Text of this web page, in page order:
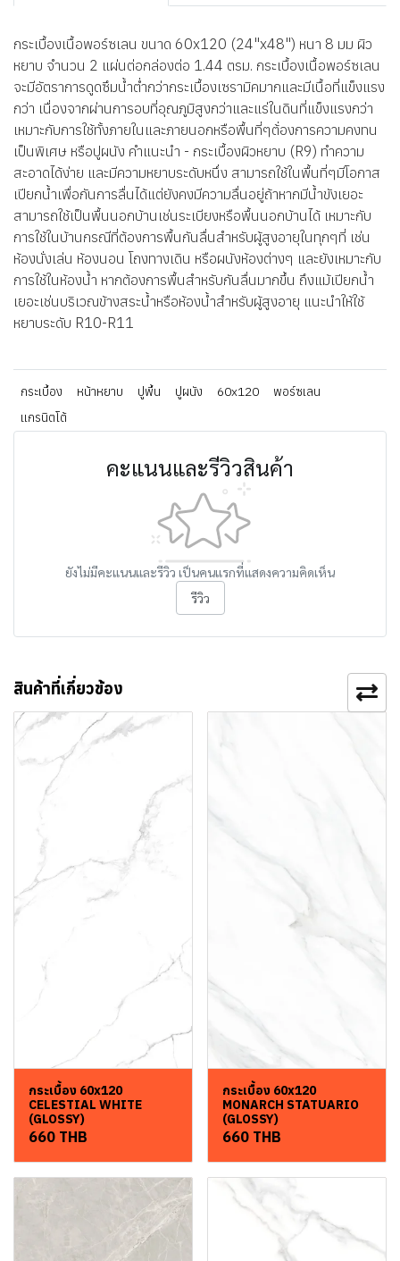
กระเบื้องเนื้อพอร์ซเลน ขนาด 60x120 (24"x48") หนา 8 มม ผิว
หยาบ จำนวน 2 แผ่นต่อกล่องต่อ 1.44 ตรม. กระเบื้องเนื้อพอร์ซเลน
จะมีอัตราการดูดซึมน้ำต่ำกว่ากระเบื้องเซรามิคมากและมีเนื้อที่แข็งแรง
กว่า เนื่องจากผ่านการอบที่อุณภูมิสูงกว่าและแร่ในดินที่แข็งแรงกว่า
เหมาะกับการใช้ทั้งภายในและภายนอกหรือพื้นที่ๆต้่องการความคงทน
เป็นพิเศษ หรือปูผนัง คำแนะนำ - กระเบื้องผิวหยาบ (R9) ทำความ
สะอาดได้ง่าย และมีความหยาบระดับหนึ่ง สามารถใช้ในพื้นที่ๆมีโอกาส
เปียกน้ำเพื่อกันการลื่นได้แต่ยังคงมีความลื่นอยู่ถ้าหากมีน้ำขังเยอะ
สามารถใช้เป็นพื้นนอกบ้านเช่นระเบียงหรือพื้นนอกบ้านได้ เหมาะกับ
การใช้ในบ้านกรณีที่ต้องการพื้นกันลื่นสำหรับผู้สูงอายุในทุกๆที่ เช่น
ห้องนั่งเล่น ห้องนอน โถงทางเดิน หรือผนังห้องต่างๆ และยังเหมาะกับ
การใช้ในห้องน้ำ หากต้องการพื้นสำหรับกันลื่นมากขึ้น ถึงแม้เปียกน้ำ
เยอะเช่นบริเวณข้างสระน้ำหรือห้องน้ำสำหรับผู้สูงอายุ แนะนำให้ใช้
หยาบระดับ R10-R11
กระเบื้อง หน้าหยาบ ปูพื้น ปูผนัง 60x120
พอร์ซเลน
แกรนิตโต้
คะแนนและรีวิวสินค้า
ยังไม่มีคะแนนและรีวิว เป็นคนแรกที่แสดงความคิดเห็น
รีวิว
สินค้าที่เกี่ยวข้อง
กระเบื้อง 60x120
CELESTIAL WHITE
(GLOSSY)
660 THB
กระเบื้อง 60x120
MONARCH STATUARIO
(GLOSSY)
660 THB